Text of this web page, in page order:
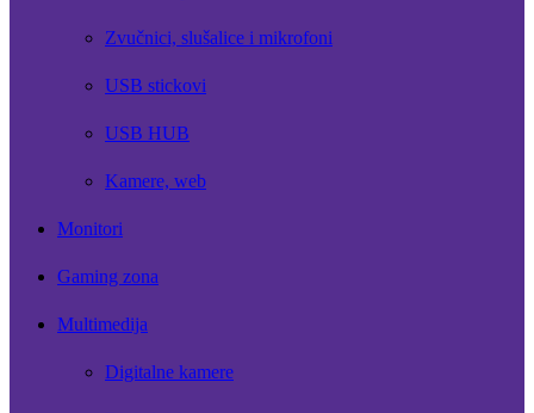
Zvučnici, slušalice i mikrofoni
USB stickovi
USB HUB
Kamere, web
Monitori
Gaming zona
Multimedija
Digitalne kamere